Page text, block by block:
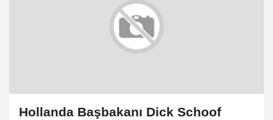
Hollanda Başbakanı Dick Schoof